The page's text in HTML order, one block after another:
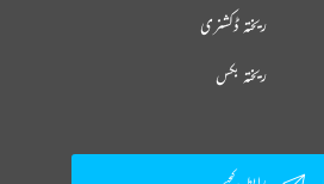
ریختہ ڈکشنری
ریختہ بکس